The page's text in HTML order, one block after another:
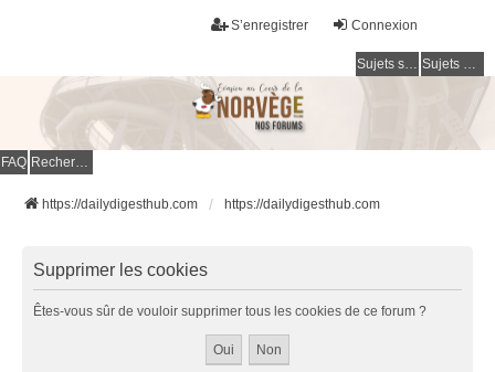
Connexion
S’enregistrer
Sujets sans réponse Sujets actifs
FAQ Rechercher
https://dailydigesthub.com https://dailydigesthub.com
Supprimer les cookies
Êtes-vous sûr de vouloir supprimer tous les cookies de ce forum ?